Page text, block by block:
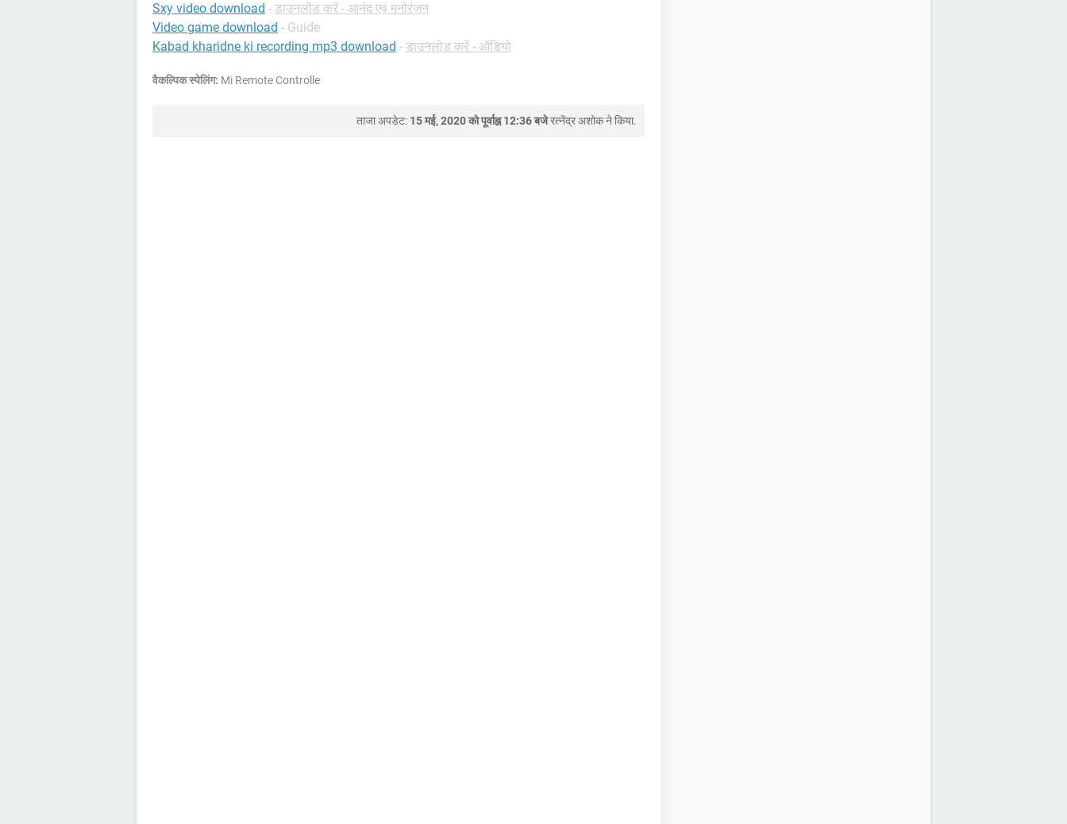
Sxy video download - डाउनलोड करें - आनंद एवं मनोरंजन
Video game download - Guide
Kabad kharidne ki recording mp3 download - डाउनलोड करें - ऑडियो
वैकल्पिक स्पेलिंग: Mi Remote Controlle
ताजा अपडेट: 15 मई, 2020 को पूर्वाह्न 12:36 बजेरत्नेंद्र अशोकने किया.